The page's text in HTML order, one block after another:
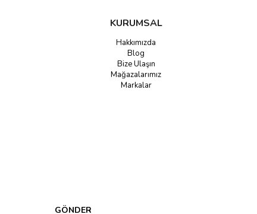
KURUMSAL
Hakkımızda
Blog
Bize Ulaşın
Mağazalarımız
Markalar
GÖNDER